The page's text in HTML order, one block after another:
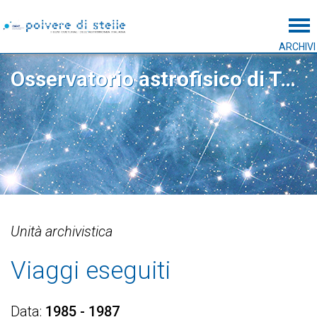
ARCHIVI
Osservatorio astrofisico di Torino
Unità archivistica
Viaggi eseguiti
Data 1985 - 1987